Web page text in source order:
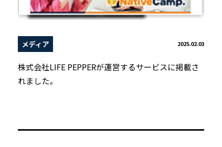
メディア 2025.02.03
株式会社LIFE PEPPERが運営するサービスに掲載さ
れました。